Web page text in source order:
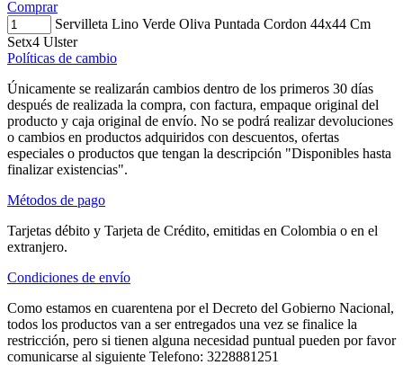
Comprar
Servilleta Lino Verde Oliva Puntada Cordon 44x44 Cm
Setx4 Ulster
Políticas de cambio
Únicamente se realizarán cambios dentro de los primeros 30 días
después de realizada la compra, con factura, empaque original del
producto y caja original de envío. No se podrá realizar devoluciones
o cambios en productos adquiridos con descuentos, ofertas
especiales o productos que tengan la descripción "Disponibles hasta
finalizar existencias".
Métodos de pago
Tarjetas débito y Tarjeta de Crédito, emitidas en Colombia o en el
extranjero.
Condiciones de envío
Como estamos en cuarentena por el Decreto del Gobierno Nacional,
todos los productos van a ser entregados una vez se finalice la
restricción, pero si tienen alguna necesidad puntual pueden por favor
comunicarse al siguiente Telefono: 3228881251